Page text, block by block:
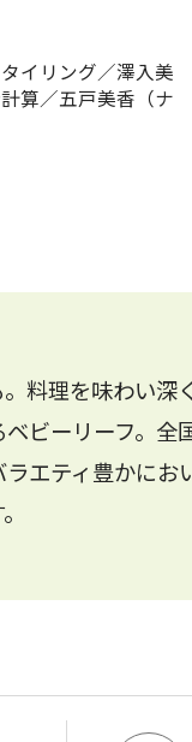
イリング／澤入美
算／五戸美香（ナ
料理を味わい深
ビーリーフ。全
エティ豊かにお